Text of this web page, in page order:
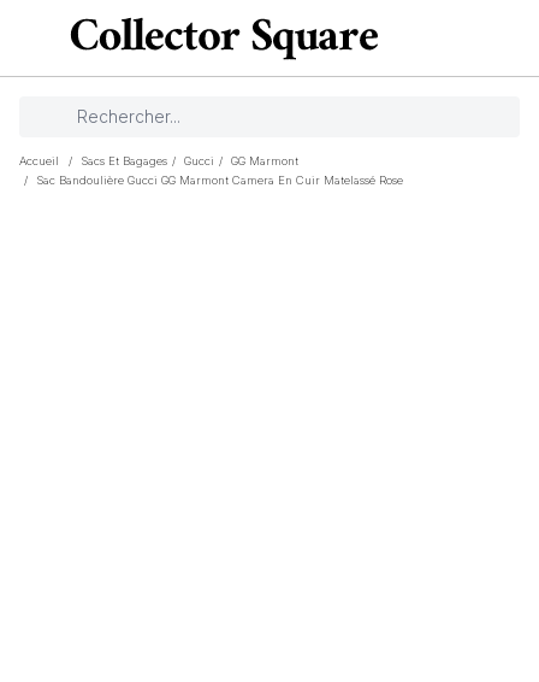
Accueil / Sacs Et Bagages / Gucci /
GG Marmont
/
Sac Bandoulière Gucci GG Marmont Camera En Cuir Matelassé Rose